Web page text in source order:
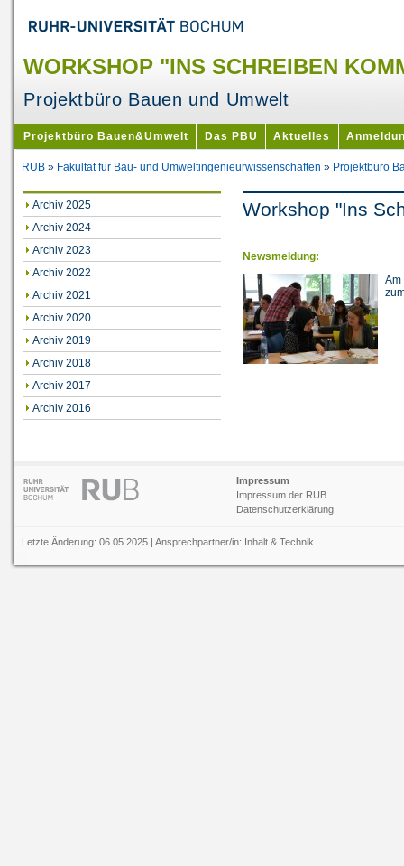
WORKSHOP "INS SCHREIBEN
Projektbüro Bauen und Umwelt
Projektbüro Bauen&Umwelt Das PBU Aktuelles
RUB » Fakultät für Bau- und Umweltingenieurwissenschaften » Projektbüro
Archiv 2025
Archiv 2024
Archiv 2023
Archiv 2022
Archiv 2021
Archiv 2020
Archiv 2019
Archiv 2018
Archiv 2017
Archiv 2016
Workshop "Ins
Newsmeldung:
Am
Impressum
Impressum der RUB
Datenschutzerklärung
Letzte Änderung: 06.05.2025 | Ansprechpartner/in: Inhalt &Technik